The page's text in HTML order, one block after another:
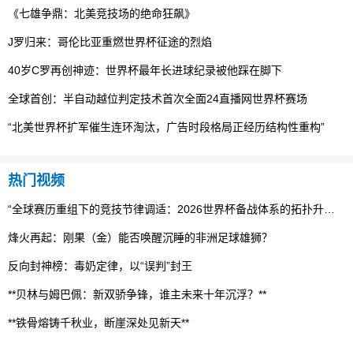
《七雄争鼎：北美竞技场的绝命狂飙》
J罗归来：哥伦比亚重燃世界杯征途的烈焰
40岁C罗再创神迹：世界杯最年长进球纪录被他踩在脚下
全球首创：半自动越位判定技术首次全面24直播网世界杯赛场
“北美世界杯扩军催生连环淘汰，广告时段格局正经历结构性重构”
热门视频
烽火再起：刚果（金）能否唤醒沉睡的非洲足球雄狮？
反向封神榜：毒奶定律，以“误判”封王
**贝林与姆巴佩：新双骄争锋，谁主未来十年沉浮？**
**铁骨熔铸千秋业，断崖深处见新天**